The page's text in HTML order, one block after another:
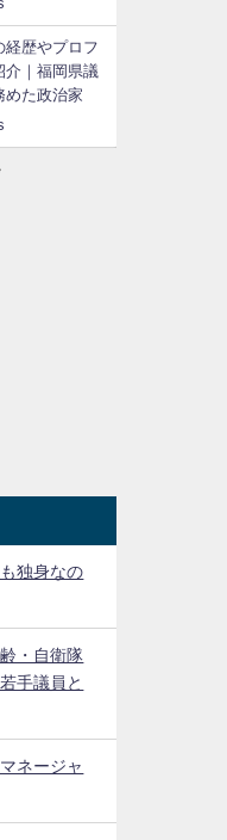
経歴やプロフ
介｜福岡県議
めた政治家
独身なの
・自衛隊
手議員と
ネージャ